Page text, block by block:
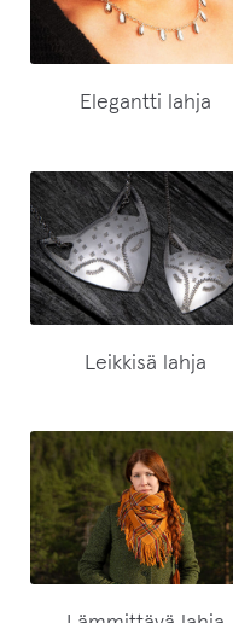
Elegantti lahja
Leikkisä lahja